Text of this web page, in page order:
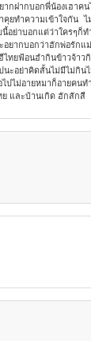
ากฝากบอกพี่น้องเฮา
ยทำความเข้าใจกัน
อย่าบอกแต่ว่าใครๆ
ยากบอกว่าฮักพ่อรัก
ทยฟ้อนฮำกินข้าวจ้า
ะอย่าคิดสั้นไม่มีไม่กิ
ปไม่อายหมาก็อายคน
ย และบ้านเกิด ฮักสักสี